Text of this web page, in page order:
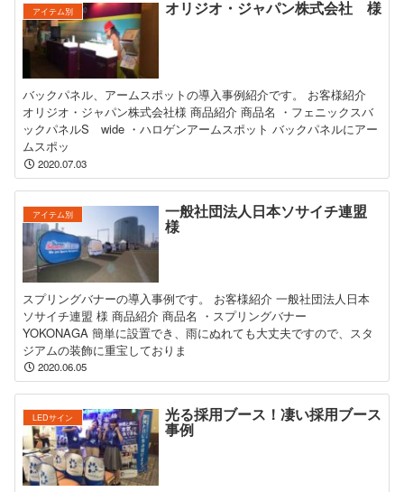
アイテム別 オリジオ・ジャパン株式会社 様
バックパネル、アームスポットの導入事例紹介です。 お客様紹介
オリジオ・ジャパン株式会社様 商品紹介 商品名 ・フェニックスバ
ックパネルS wide ・ハロゲンアームスポット バックパネルにアー
ムスポッ
2020.07.03
アイテム別 一般社団法人日本ソサイチ連盟
様
スプリングバナーの導入事例です。 お客様紹介 一般社団法人日本
ソサイチ連盟 様 商品紹介 商品名 ・スプリングバナー
YOKONAGA 簡単に設置でき、雨にぬれても大丈夫ですので、スタ
ジアムの装飾に重宝しておりま
2020.06.05
LEDサイン 光る採用ブース！凄い採用ブース
事例